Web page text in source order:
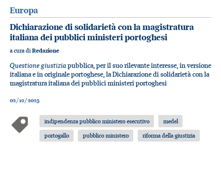
Europa
Dichiarazione di solidarietà con la magistratura
italiana dei pubblici ministeri portoghesi
a cura di Redazione
Questione giustiziapubblica, per il suo rilevante interesse, in versione
italiana e in originale portoghese, la Dichiarazione di solidarietà con la
magistratura italiana dei pubblici ministeri portoghesi
02/12/2025
indipendenza pubblico ministero esecutivo
medel
portogallo
pubblico ministero riforma della giustizia